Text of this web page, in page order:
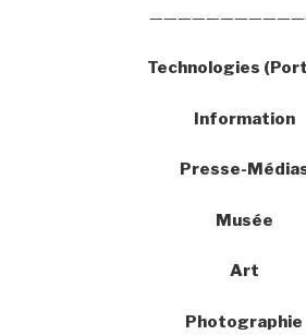
Technologies
Information
Presse-
Musée
Art
Photographie